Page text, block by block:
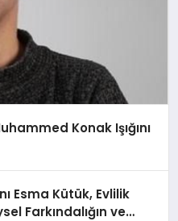
Konak Işığını
Esma Kütük, Evlilik
Farkındalığın ve